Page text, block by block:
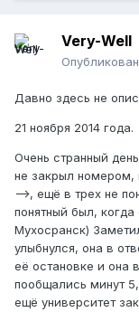
Very-Well
Давно здесь не
21 ноября 2014 года.
Очень странный
не закрыл номером,
-->, ещё в трех не
понятный был,
Мухосранск)
улыбнулся, она в
её остановке и она
пообщались минут
ещё университет